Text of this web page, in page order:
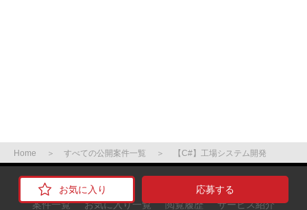
応募する
Home すべての公開案件一覧 【C#】工場システム開発
案件一覧 お気に入り一覧 閲覧履歴 サービス紹介